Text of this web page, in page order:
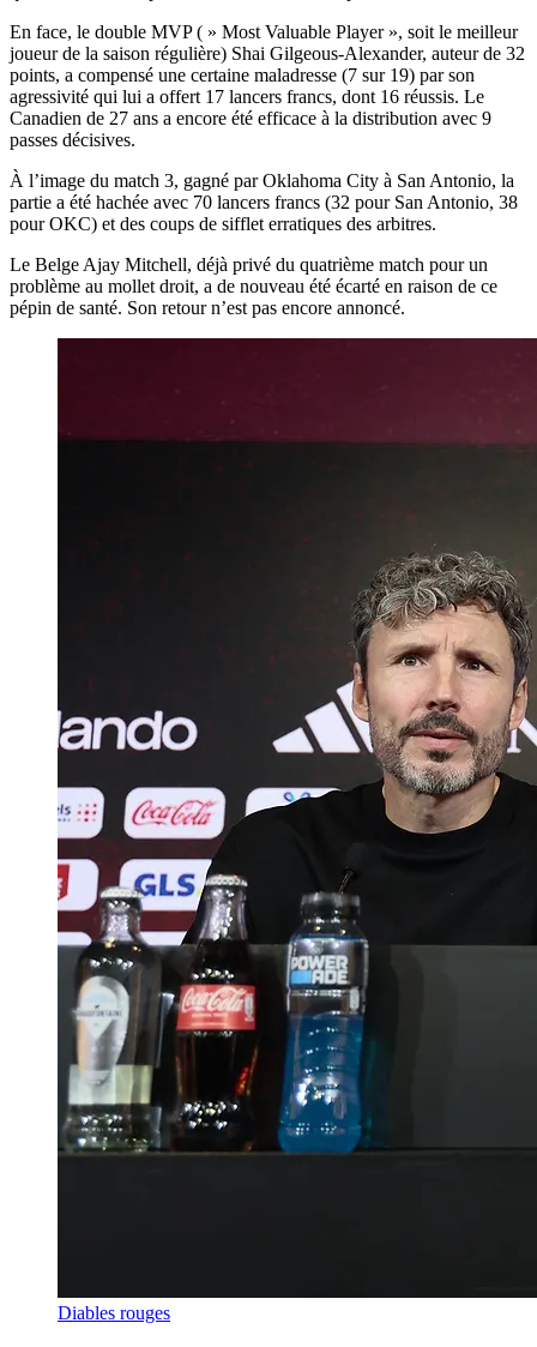
En face, le double MVP ( » Most Valuable Player », soit le meilleur
joueur de la saison régulière) Shai Gilgeous-Alexander, auteur de 32
points, a compensé une certaine maladresse (7 sur 19) par son
agressivité qui lui a offert 17 lancers francs, dont 16 réussis. Le
Canadien de 27 ans a encore été efficace à la distribution avec 9
passes décisives.
À l’image du match 3, gagné par Oklahoma City à San Antonio, la
partie a été hachée avec 70 lancers francs (32 pour San Antonio, 38
pour OKC) et des coups de sifflet erratiques des arbitres.
Le Belge Ajay Mitchell, déjà privé du quatrième match pour un
problème au mollet droit, a de nouveau été écarté en raison de ce
pépin de santé. Son retour n’est pas encore annoncé.
Diables rouges